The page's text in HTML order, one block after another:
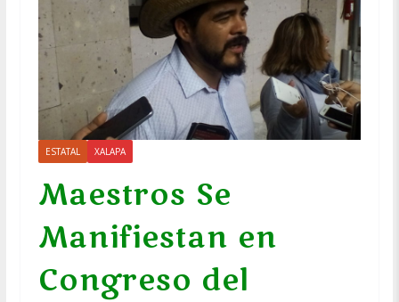
ESTATAL XALAPA
Maestros Se
Manifiestan en
Congreso del